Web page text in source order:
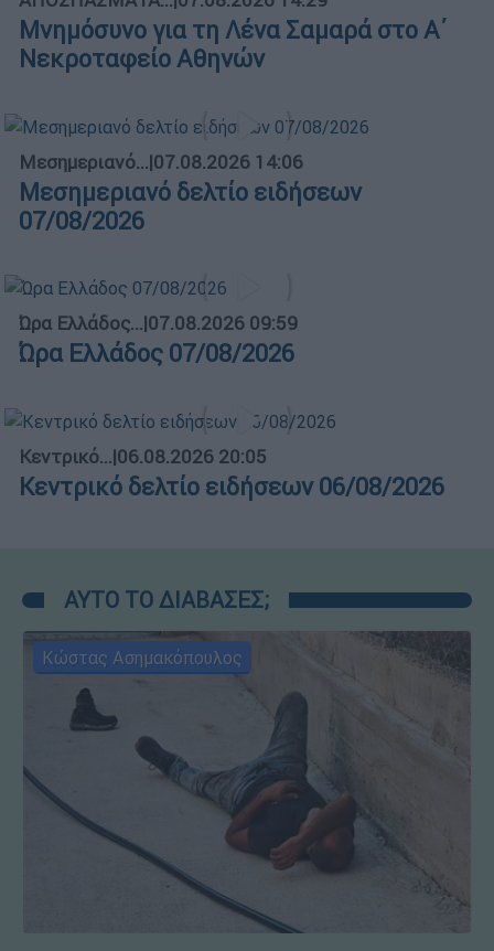
Μνημόσυνο για τη Λένα Σαμαρά στο Α΄
Νεκροταφείο Αθηνών
Μεσημεριανό...|07.08.2026 14:06
Μεσημεριανό δελτίο ειδήσεων
07/08/2026
Ώρα Ελλάδος...|07.08.2026 09:59
Ώρα Ελλάδος 07/08/2026
Κεντρικό...|06.08.2026 20:05
Κεντρικό δελτίο ειδήσεων 06/08/2026
ΑΥΤΟ ΤΟ ΔΙΑΒΑΣΕΣ;
Κώστας Ασημακόπουλος